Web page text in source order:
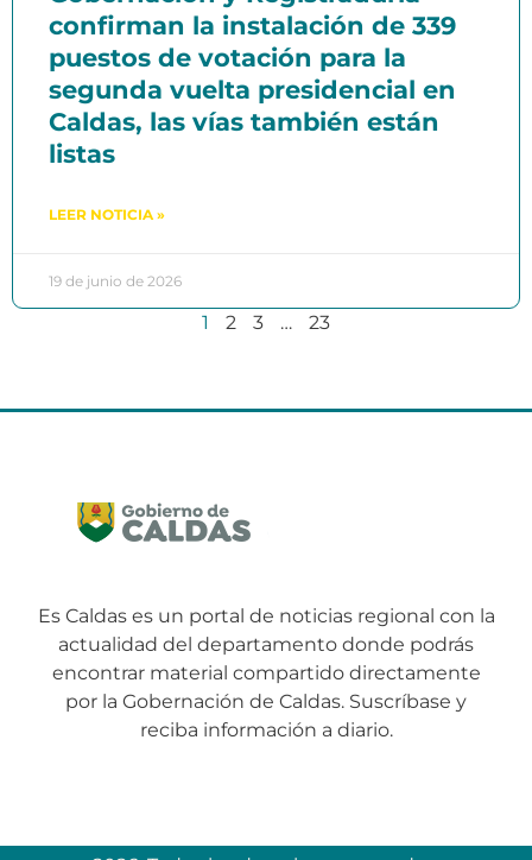
confirman la instalación de 339
puestos de votación para la
segunda vuelta presidencial en
Caldas, las vías también están
listas
LEER NOTICIA »
19 de junio de 2026
1 2 3 … 23
Es Caldas es un portal de noticias regional con la
actualidad del departamento donde podrás
encontrar material compartido directamente
por la Gobernación de Caldas. Suscríbase y
reciba información a diario.